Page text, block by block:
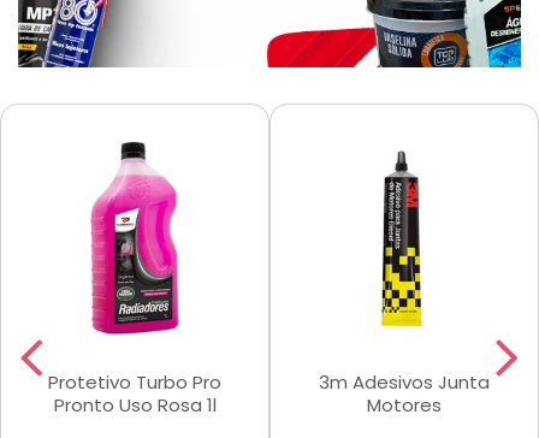
Protetivo Turbo Pro
Pronto Uso Rosa 1l
3m Adesivos Junta
Motores